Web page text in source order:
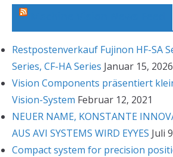
Restpostenverkauf Fujinon HF-SA
Series, CF-HA Series Januar 15, 2026
Vision Components präsentiert
Vision-System Februar 12, 2021
NEUER NAME, KONSTANTE
AUS AVI SYSTEMS WIRD EYYES Juli
Compact system for precision